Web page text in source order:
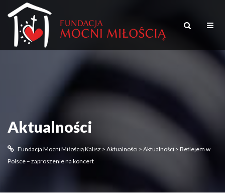
Aktualności
Fundacja Mocni Miłością Kalisz > Aktualności > Aktualności > Betlejem w
Polsce – zaproszenie na koncert